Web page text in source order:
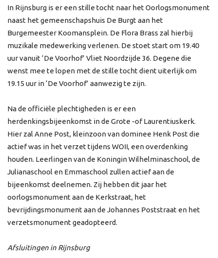
In Rijnsburg is er een stille tocht naar het Oorlogsmonument
naast het gemeenschapshuis De Burgt aan het
Burgemeester Koomansplein. De Flora Brass zal hierbij
muzikale medewerking verlenen. De stoet start om 19.40
uur vanuit ‘De Voorhof’ Vliet Noordzijde 36. Degene die
wenst mee te lopen met de stille tocht dient uiterlijk om
19.15 uur in ‘De Voorhof’ aanwezig te zijn.
Na de officiële plechtigheden is er een
herdenkingsbijeenkomst in de Grote -of Laurentiuskerk.
Hier zal Anne Post, kleinzoon van dominee Henk Post die
actief was in het verzet tijdens WOII, een overdenking
houden. Leerlingen van de Koningin Wilhelminaschool, de
Julianaschool en Emmaschool zullen actief aan de
bijeenkomst deelnemen. Zij hebben dit jaar het
oorlogsmonument aan de Kerkstraat, het
bevrijdingsmonument aan de Johannes Poststraat en het
verzetsmonument geadopteerd.
Afsluitingen in Rijnsburg